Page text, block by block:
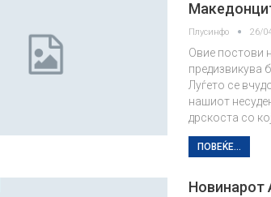
Плусинфо 26/
Овие постови
предизвикува
Луѓето се
нашиот
дрскоста со
ПОВЕЌЕ...
Новинарот